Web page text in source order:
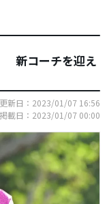
新コーチを迎え
更新日：2023/01/07 16:56
掲載日：2023/01/07 00:00